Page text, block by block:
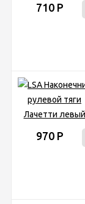
710 Р
970 Р